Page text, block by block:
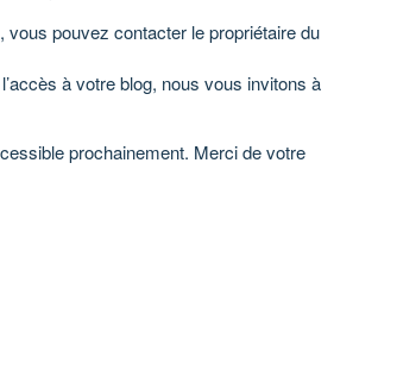
pouvez contacter le propriétaire du
à votre blog, nous vous invitons à
prochainement. Merci de votre